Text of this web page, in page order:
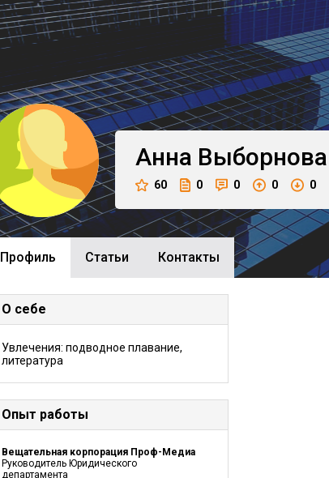
Анна Выборнова
60 0 0 0 0
Профиль Cтатьи Контакты
О себе
Увлечения: подводное плавание,
литература
Опыт работы
Вещательная корпорация Проф-Медиа
Руководитель Юридического
департамента